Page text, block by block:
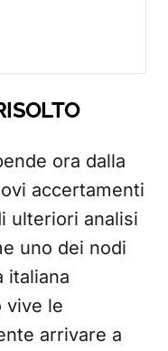
ora dalla
accertamenti
ulteriori analisi
uno dei nodi
italiana
vive le
arrivare a